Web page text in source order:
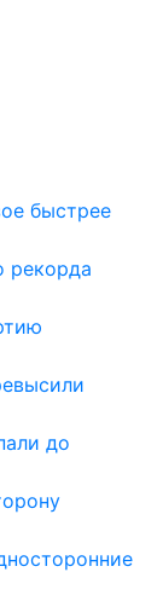
быстрее
рекорда
до